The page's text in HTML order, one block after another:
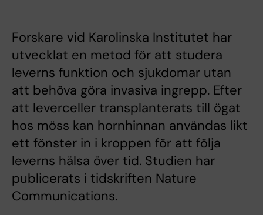
Forskare vid Karolinska Institutet har
utvecklat en metod för att studera
leverns funktion och sjukdomar utan
att behöva göra invasiva ingrepp. Efter
att leverceller transplanterats till ögat
hos möss kan hornhinnan användas likt
ett fönster in i kroppen för att följa
leverns hälsa över tid. Studien har
publicerats i tidskriften Nature
Communications.